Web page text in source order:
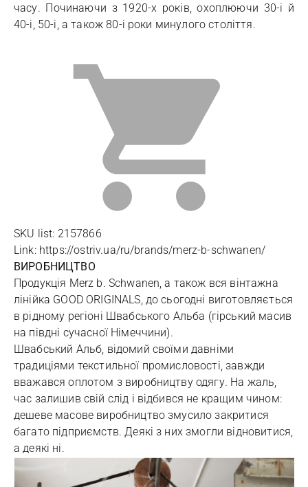
часу. Починаючи з 1920-х років, охоплюючи 30-і й
40-і, 50-і, а також 80-і роки минулого століття.
SKU list: 2157866
Link: https://ostriv.ua/ru/brands/merz-b-schwanen/
ВИРОБНИЦТВО
Продукція Merz b. Schwanen, а також вся вінтажна
лінійка GOOD ORIGINALS, до сьогодні виготовляється
в рідному регіоні Швабського Альба (гірський масив
на півдні сучасної Німеччини).
Швабський Альб, відомий своїми давніми
традиціями текстильної промисловості, завжди
вважався оплотом з виробництву одягу. На жаль,
час залишив свій слід і відбився не кращим чином:
дешеве масове виробництво змусило закритися
багато підприємств. Деякі з них змогли відновитися,
а деякі ні.